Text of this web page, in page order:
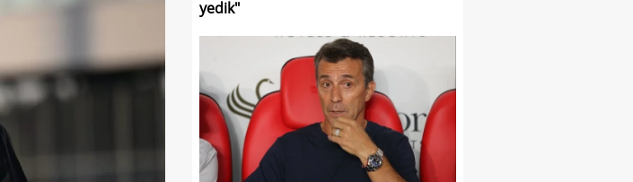
yedik"